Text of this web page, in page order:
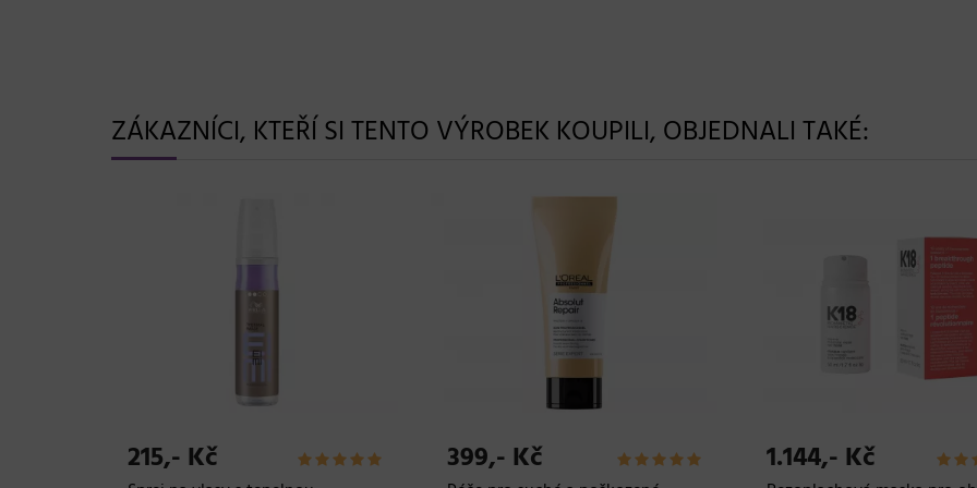
ZÁKAZNÍCI, KTEŘÍ SI TENTO VÝROBEK KOUPILI, OBJEDNALI TAKÉ:
1.144,- Kč 599,- Kč 639,- Kč